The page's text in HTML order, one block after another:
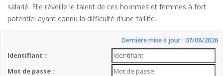
salarié. Elle réveille le talent de ces hommes et femmes à fort
potentiel ayant connu la difficulté d'une faillite.
Dernière mise à jour : 07/08/2026
Identifiant :
Mot de passe :